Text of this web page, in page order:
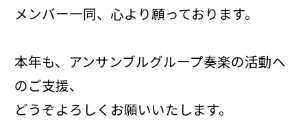
メンバー一同、心より願っております。
本年も、アンサンブルグループ奏楽の活動へ
のご支援、
どうぞよろしくお願いいたします。